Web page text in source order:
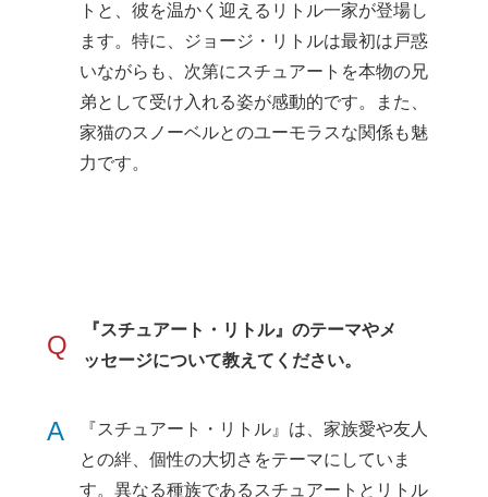
トと、彼を温かく迎えるリトル一家が登場し
ます。特に、ジョージ・リトルは最初は戸惑
いながらも、次第にスチュアートを本物の兄
弟として受け入れる姿が感動的です。また、
家猫のスノーベルとのユーモラスな関係も魅
力です。
Q
『スチュアート・リトル』のテーマやメ
ッセージについて教えてください。
A
『スチュアート・リトル』は、家族愛や友人
との絆、個性の大切さをテーマにしていま
す。異なる種族であるスチュアートとリトル